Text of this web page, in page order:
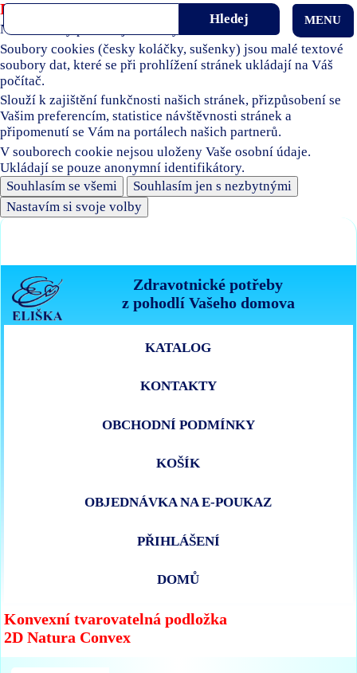
Používáme soubory cookies
Naše stránky používají soubory cookies.
Soubory cookies (česky koláčky, sušenky) jsou malé textové
soubory dat, které se při prohlížení stránek ukládají na Váš
počítač.
Slouží k zajištění funkčnosti našich stránek, přizpůsobení se
Vašim preferencím, statistice návštěvnosti stránek a
připomenutí se Vám na portálech našich partnerů.
V souborech cookie nejsou uloženy Vaše osobní údaje.
Ukládají se pouze anonymní identifikátory.
Souhlasím se všemi
Souhlasím jen s nezbytnými
Nastavím si svoje volby
Zdravotnické potřeby
z pohodlí Vašeho domova
MENU
KATALOG
KONTAKTY
OBCHODNÍ PODMÍNKY
KOŠÍK
OBJEDNÁVKA NA E-POUKAZ
PŘIHLÁŠENÍ
DOMŮ
Konvexní tvarovatelná podložka
2D Natura Convex